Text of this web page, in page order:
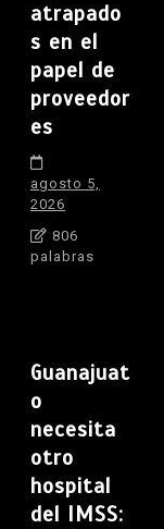
atrapado
s en el
papel de
proveedor
es
agosto 5,
2026
806
palabras
Guanajuat
o
necesita
otro
hospital
del IMSS: